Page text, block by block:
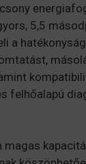
5,5
a
felhőalapú
magas